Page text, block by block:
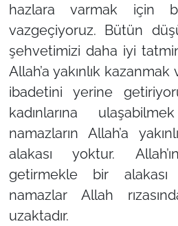
hazlara varmak için
vazgeçiyoruz. Bütün
şehvetimizi daha iyi
Allah’a yakınlık
ibadetini yerine
kadınlarına
namazların Allah’a
alakası yoktur.
getirmekle bir alakası
namazlar Allah
uzaktadır.